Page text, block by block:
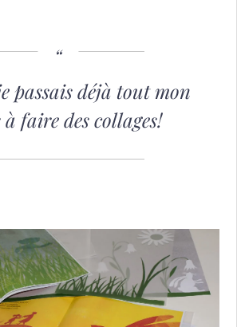
passais déjà tout mon
à faire des collages!